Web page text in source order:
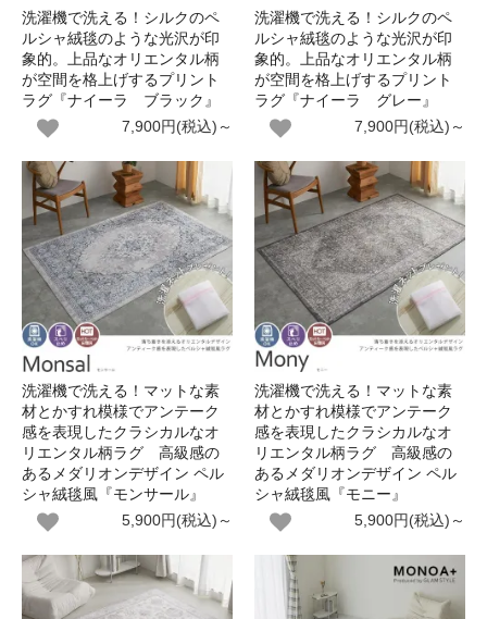
洗濯機で洗える！シルクのペ
ルシャ絨毯のような光沢が印
象的。上品なオリエンタル柄
が空間を格上げするプリント
ラグ『ナイーラ ブラック』
7,900円(税込)～
洗濯機で洗える！シルクのペ
ルシャ絨毯のような光沢が印
象的。上品なオリエンタル柄
が空間を格上げするプリント
ラグ『ナイーラ グレー』
7,900円(税込)～
洗濯機で洗える！マットな素
材とかすれ模様でアンテーク
感を表現したクラシカルなオ
リエンタル柄ラグ 高級感の
あるメダリオンデザイン ペル
シャ絨毯風『モンサール』
5,900円(税込)～
洗濯機で洗える！マットな素
材とかすれ模様でアンテーク
感を表現したクラシカルなオ
リエンタル柄ラグ 高級感の
あるメダリオンデザイン ペル
シャ絨毯風『モニー』
5,900円(税込)～